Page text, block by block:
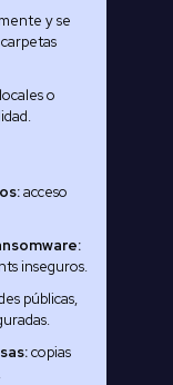
y se
o
acceso
inseguros.
públicas,
copias